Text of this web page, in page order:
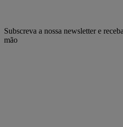
Subscreva a nossa newsletter e
mão